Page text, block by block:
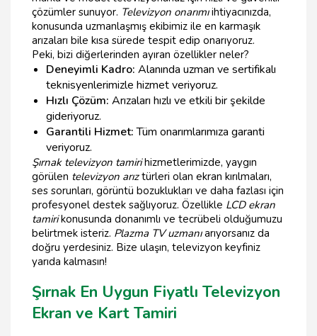
çözümler sunuyor. Televizyon onarımıihtiyacınızda,
konusunda uzmanlaşmış ekibimiz ile en karmaşık
arızaları bile kısa sürede tespit edip onarıyoruz.
Peki, bizi diğerlerinden ayıran özellikler neler?
Deneyimli Kadro: Alanında uzman ve sertifikalı
teknisyenlerimizle hizmet veriyoruz.
Hızlı Çözüm: Arızaları hızlı ve etkili bir şekilde
gideriyoruz.
Garantili Hizmet:Tüm onarımlarımıza garanti
veriyoruz.
Şırnak televizyon tamirihizmetlerimizde, yaygın
görülen televizyon arıztürleri olan ekran kırılmaları,
ses sorunları, görüntü bozuklukları ve daha fazlası için
profesyonel destek sağlıyoruz. Özellikle LCD ekran
tamirikonusunda donanımlı ve tecrübeli olduğumuzu
belirtmek isteriz. Plazma TV uzmanıarıyorsanız da
doğru yerdesiniz. Bize ulaşın, televizyon keyfiniz
yarıda kalmasın!
Şırnak En Uygun Fiyatlı Televizyon
Ekran ve Kart Tamiri